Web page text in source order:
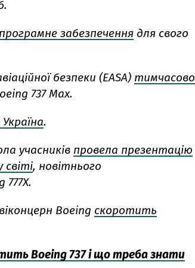
забезпечення для свого
безпеки (EASA) тимчасово
737 Max.
.
учасників провела презентацію
, новітнього
Boeing скоротить
Boeing 737 і що треба знати